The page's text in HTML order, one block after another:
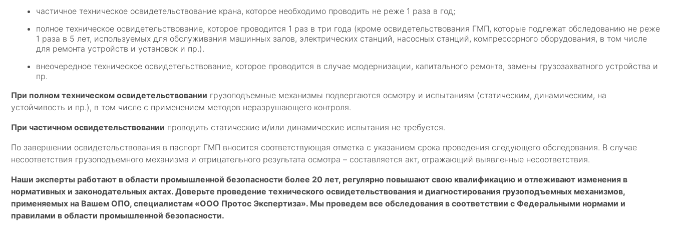
частичное техническое освидетельствование крана, которое необходимо проводить не реже 1 раза в год;
полное техническое освидетельствование, которое проводится 1 раз в три года (кроме освидетельствования ГМП, которые подлежат обследованию не реже
1 раза в 5 лет, используемых для обслуживания машинных залов, электрических станций, насосных станций, компрессорного оборудования, в том числе
для ремонта устройств и установок и пр.).
внеочередное техническое освидетельствование, которое проводится в случае модернизации, капитального ремонта, замены грузозахватного устройства и
пр.
При полном техническом освидетельствовании грузоподъемные механизмы подвергаются осмотру и испытаниям (статическим, динамическим, на
устойчивость и пр.), в том числе с применением методов неразрушающего контроля.
При частичном освидетельствовании проводить статические и/или динамические испытания не требуется.
По завершении освидетельствования в паспорт ГМП вносится соответствующая отметка с указанием срока проведения следующего обследования. В случае
несоответствия грузоподъемного механизма и отрицательного результата осмотра – составляется акт, отражающий выявленные несоответствия.
Наши эксперты работают в области промышленной безопасности более 20 лет, регулярно повышают свою квалификацию и отлеживают изменения в
нормативных и законодательных актах. Доверьте проведение технического освидетельствования и диагностирования грузоподъемных механизмов,
применяемых на Вашем ОПО, специалистам «ООО Протос Экспертиза». Мы проведем все обследования в соответствии с Федеральными нормами и
правилами в области промышленной безопасности.